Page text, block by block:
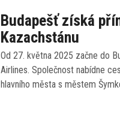
Budapešť získá
Kazachstánu
Od 27. května 2025 začne do
Airlines. Společnost nabídne
hlavního města s městem